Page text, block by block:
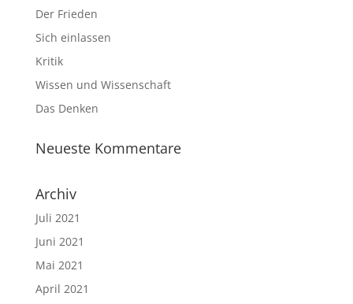
Der Frieden
Sich einlassen
Kritik
Wissen und Wissenschaft
Das Denken
Neueste Kommentare
Archiv
Juli 2021
Juni 2021
Mai 2021
April 2021